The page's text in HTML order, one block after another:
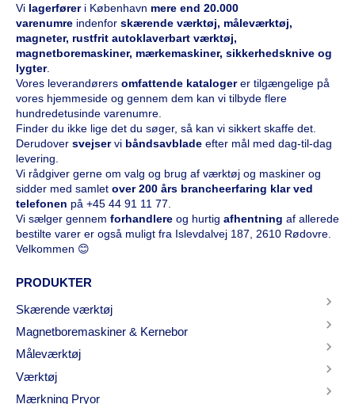
Vi lagerfører i København mere end 20.000
varenumre indenfor skærende værktøj, måleværktøj,
magneter, rustfrit autoklaverbart værktøj,
magnetboremaskiner, mærkemaskiner, sikkerhedsknive og
lygter.
Vores leverandørers omfattende katalogerer tilgængelige på
vores hjemmeside og gennem dem kan vi tilbyde flere
hundredetusinde varenumre.
Finder du ikke lige det du søger, så kan vi sikkert skaffe det.
Derudover svejservi båndsavblade efter mål med dag-til-dag
levering.
Vi rådgiver gerne om valg og brug af værktøj og maskiner og
sidder med samlet over 200 års brancheerfaring klar ved
telefonen på +45 44 91 11 77
Vi sælger gennem forhandlere og hurtig afhentning af allerede
bestilte varer er også muligt fra Islevdalvej 187, 2610 Rødovre.
Velkommen 😊
PRODUKTER
Skærende værktøj
Magnetboremaskiner & Kernebor
Måleværktøj
Værktøj
Mærkning Pryor